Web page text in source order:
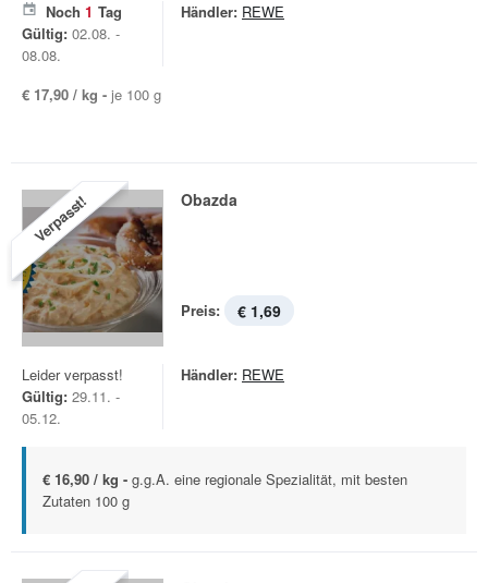
Noch 1 Tag
Gültig: 02.08. -
08.08.
Händler: REWE
€ 17,90 / kg - je 100 g
Verpasst! Obazda
Preis: € 1,69
Leider verpasst!
Gültig: 29.11. -
05.12.
Händler: REWE
€ 16,90 / kg - g.g.A. eine regionale Spezialität, mit besten
Zutaten 100 g